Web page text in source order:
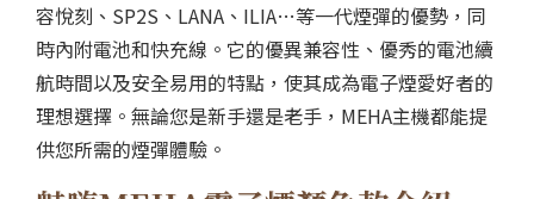
容悅刻、SP2S、LANA、ILIA…等一代煙彈的優勢，同
時內附電池和快充線。它的優異兼容性、優秀的電池續
航時間以及安全易用的特點，使其成為電子煙愛好者的
理想選擇。無論您是新手還是老手，MEHA主機都能提
供您所需的煙彈體驗。